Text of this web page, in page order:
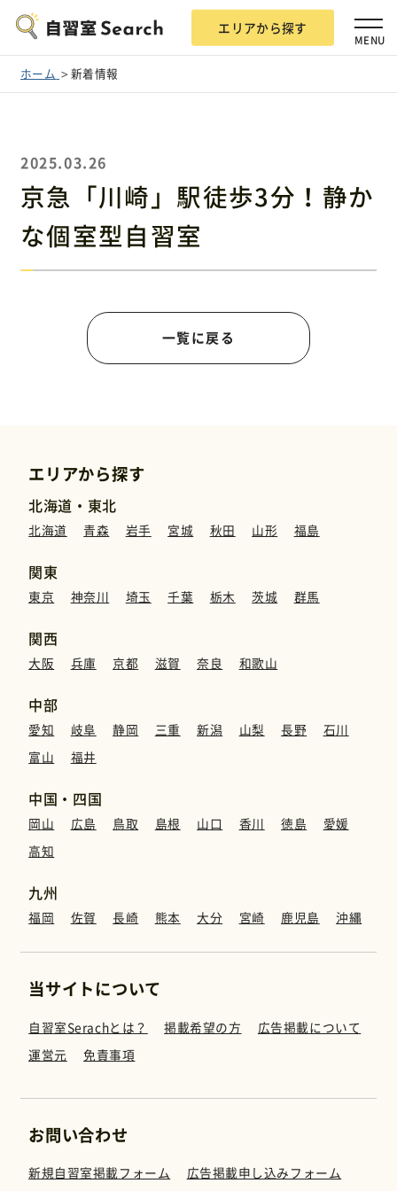
エリアから探す
MENU
自習室Searchとは？
掲載希望の方
広告掲載について
免責事項
お問い合わせ
ホーム 新着情報
2025.03.26
京急「川崎」駅徒歩3分！静か
な個室型自習室
一覧に戻る
エリアから探す
北海道・東北
北海道 青森 岩手 宮城 秋田 山形 福島
関東
東京 神奈川 埼玉 千葉 栃木 茨城 群馬
関西
大阪 兵庫 京都 滋賀 奈良 和歌山
中部
愛知 岐阜 静岡 三重 新潟 山梨 長野
石川
富山
福井
中国・四国
岡山 広島 鳥取 島根 山口 香川 徳島
愛媛
高知
九州
福岡 佐賀 長崎 熊本 大分 宮崎 鹿児島 沖縄
当サイトについて
自習室Serachとは？ 掲載希望の方
広告掲載について
運営元
免責事項
お問い合わせ
新規自習室掲載フォーム 広告掲載申し込みフォーム